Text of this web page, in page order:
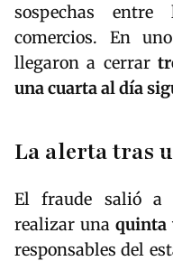
sospechas
comercios. En
llegaron a cerrar
una cuarta al día
La alerta tras
El fraude salió a
realizar una quinta
responsables del